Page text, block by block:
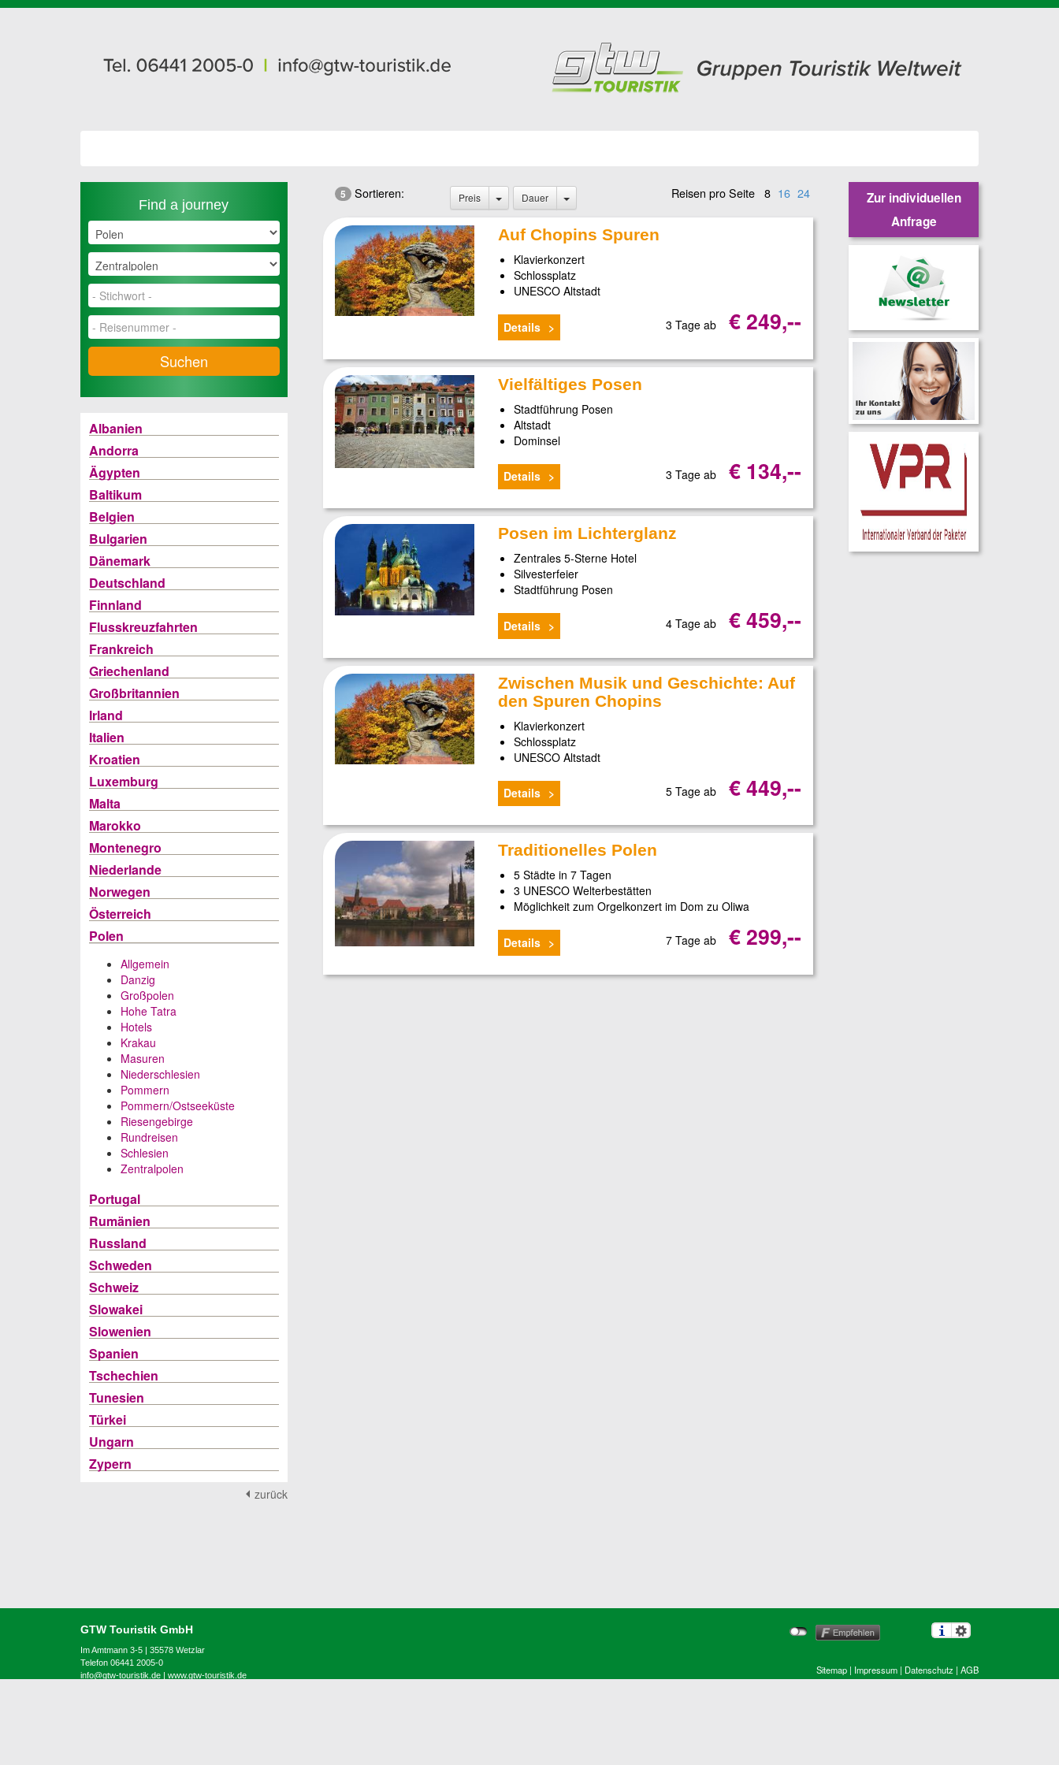
Find a journey
Suchen
Albanien
Andorra
Ägypten
Baltikum
Belgien
Bulgarien
Dänemark
Deutschland
Finnland
Flusskreuzfahrten
Frankreich
Griechenland
Großbritannien
Irland
Italien
Kroatien
Luxemburg
Malta
Marokko
Montenegro
Niederlande
Norwegen
Österreich
Polen
Allgemein
Danzig
Großpolen
Hohe Tatra
Hotels
Krakau
Masuren
Niederschlesien
Pommern
Pommern/Ostseeküste
Riesengebirge
Rundreisen
Schlesien
Zentralpolen
Portugal
Rumänien
Russland
Schweden
Schweiz
Slowakei
Slowenien
Spanien
Tschechien
Tunesien
Türkei
Ungarn
Zypern
zurück
5 Sortieren: Preis Dauer Reisen pro Seite 8 16 24
Auf Chopins Spuren
Klavierkonzert
Schlossplatz
UNESCO Altstadt
Details 3 Tage ab € 249,--
Vielfältiges Posen
Stadtführung Posen
Altstadt
Dominsel
Details 3 Tage ab € 134,--
Posen im Lichterglanz
Zentrales 5-Sterne Hotel
Silvesterfeier
Stadtführung Posen
Details 4 Tage ab € 459,--
Zwischen Musik und Geschichte: Auf
den Spuren Chopins
Klavierkonzert
Schlossplatz
UNESCO Altstadt
Details 5 Tage ab € 449,--
Traditionelles Polen
5 Städte in 7 Tagen
3 UNESCO Welterbestätten
Möglichkeit zum Orgelkonzert im Dom zu Oliwa
Details 7 Tage ab € 299,--
Zur individuellen
Anfrage
GTW Touristik GmbH
Im Amtmann 3-5 | 35578 Wetzlar
Telefon 06441 2005-0
info@gtw-touristik.de | www.gtw-touristik.de Sitemap | Impressum | Datenschutz | AGB